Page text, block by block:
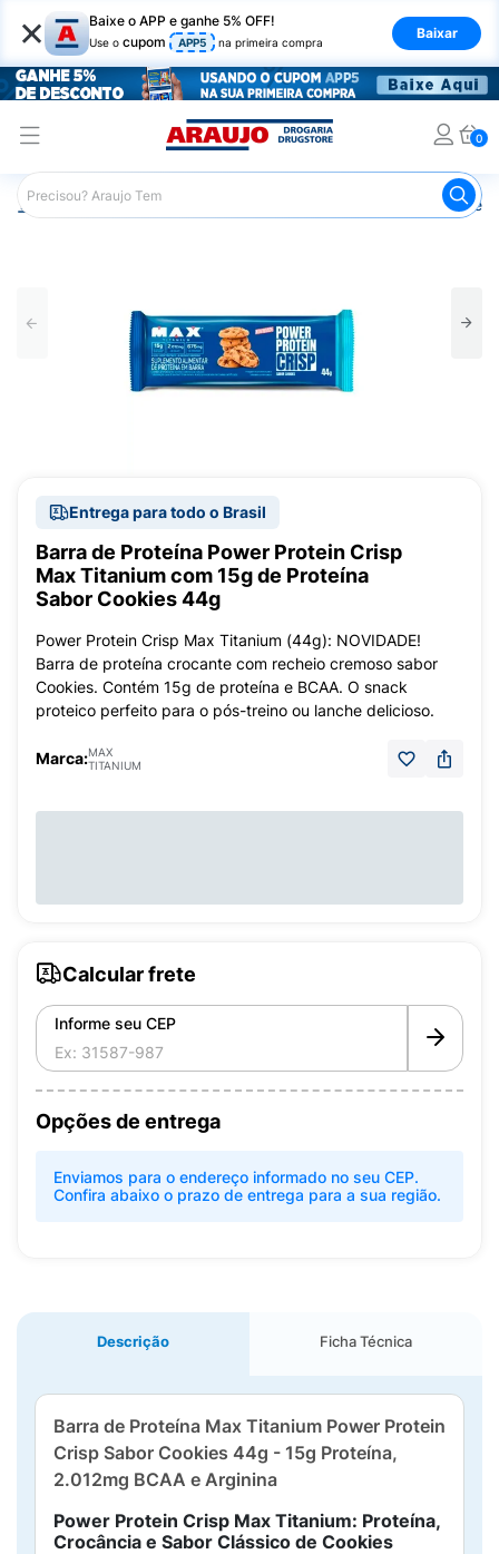
× Baixe o APP e ganhe 5% OFF!
Use o cupom APP5 na primeira compra
Baixar
0
Araujo Nutrição Saudável Barra de
Entrega para todo o Brasil
Barra de Proteína Power Protein Crisp
Max Titanium com 15g de Proteína
Sabor Cookies 44g
Power Protein Crisp Max Titanium (44g): NOVIDADE!
Barra de proteína crocante com recheio cremoso sabor
Cookies. Contém 15g de proteína e BCAA. O snack
proteico perfeito para o pós-treino ou lanche delicioso.
Marca:MAX
TITANIUM
Calcular frete
Informe seu CEP
Opções de entrega
Enviamos para o endereço informado no seu CEP.
Confira abaixo o prazo de entrega para a sua região.
Descrição Ficha Técnica
Barra de Proteína Max Titanium Power Protein
Crisp Sabor Cookies 44g - 15g Proteína,
2.012mg BCAA e Arginina
Power Protein Crisp Max Titanium: Proteína,
Crocância e Sabor Clássico de Cookies